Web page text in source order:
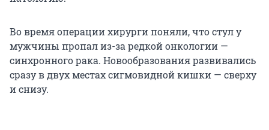
Во время операции хирурги поняли, что стул у
мужчины пропал из-за редкой онкологии —
синхронного рака. Новообразования развивались
сразу в двух местах сигмовидной кишки — сверху
и снизу.